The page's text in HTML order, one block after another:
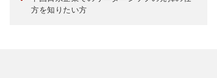
方を知りたい方